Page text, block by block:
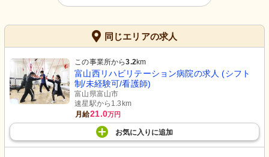
同じエリアの求人
この事業所から3.2km
富山西リハビリテーション病院の求人 (シフト
制/未経験可/看護師)
富山県富山市
速星駅から1.3km
月給21.0万円
お気に入り に追加